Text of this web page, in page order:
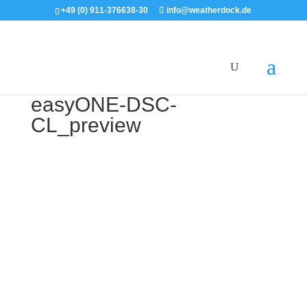
+49 (0) 911-376638-30 info@weatherdock.de
easyONE-DSC-
CL_preview